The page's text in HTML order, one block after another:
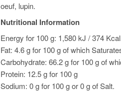
oeuf, lupin.
Nutritional Information
Energy for 100 g: 1,580 kJ / 374
Fat: 4.6 g for 100 g of which
Carbohydrate: 66.2 g for 100 g of
Protein: 12.5 g for 100 g
Sodium: 0 g for 100 g or 0 g of Salt.